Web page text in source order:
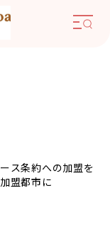
ス条約への加盟を
盟都市に